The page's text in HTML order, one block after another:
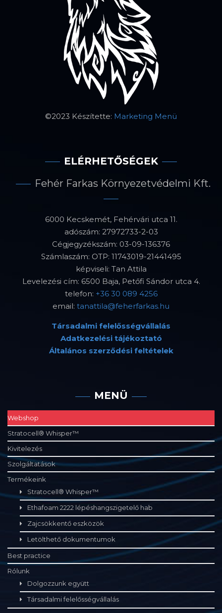
©2023 Készítette: Marketing Menü
ELÉRHETŐSÉGEK
Fehér Farkas Környezetvédelmi Kft.
6000 Kecskemét, Fehérvári utca 11.
adószám: 27972733-2-03
Cégjegyzékszám: 03-09-136376
Számlaszám: OTP: 11743019-21441495
képviseli: Tan Attila
Levelezési cím: 6500 Baja, Petőfi Sándor utca 4.
telefon: +36 30 089 4256
email: tanattila@feherfarkas.hu
Társadalmi felelősségvállalás
Adatkezelési tájékoztató
Általános szerződési feltételek
MENÜ
Webshop
Stratocell® Whisper™
Kivitelezés
Szolgáltatások
Termékeink
Stratocell® Whisper™
Ethafoam 2222 lépéshangszigetelő hab
Zajcsökkentő eszközök
Letölthető dokumentumok
Best practice
Rólunk
Dolgozzunk együtt
Társadalmi felelősségvállalás